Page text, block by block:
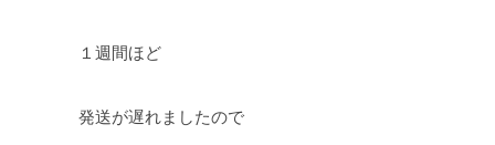
１週間ほど
発送が遅れましたので